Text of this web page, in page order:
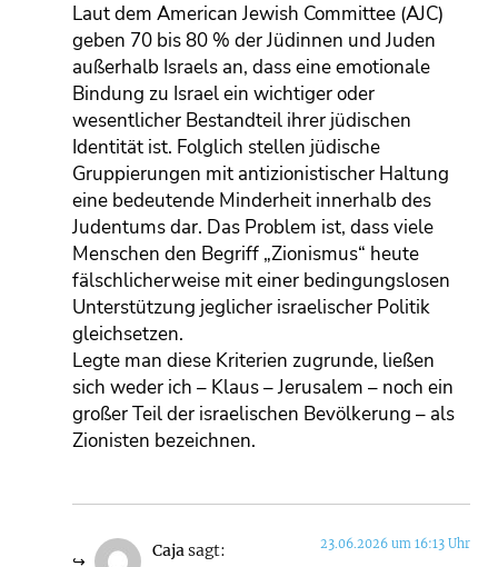
Laut dem American Jewish Committee (AJC)
geben 70 bis 80 % der Jüdinnen und Juden
außerhalb Israels an, dass eine emotionale
Bindung zu Israel ein wichtiger oder
wesentlicher Bestandteil ihrer jüdischen
Identität ist. Folglich stellen jüdische
Gruppierungen mit antizionistischer Haltung
eine bedeutende Minderheit innerhalb des
Judentums dar. Das Problem ist, dass viele
Menschen den Begriff „Zionismus“ heute
fälschlicherweise mit einer bedingungslosen
Unterstützung jeglicher israelischer Politik
gleichsetzen.
Legte man diese Kriterien zugrunde, ließen
sich weder ich – Klaus – Jerusalem – noch ein
großer Teil der israelischen Bevölkerung – als
Zionisten bezeichnen.
Cajasagt: 23.06.2026 um 16:13 Uhr